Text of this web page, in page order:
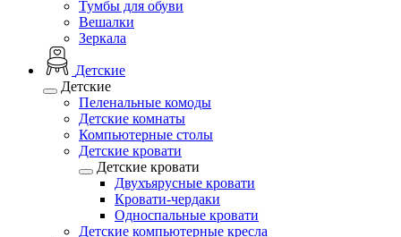
Тумбы для обуви
Вешалки
Зеркала
Детские
Детские
Пеленальные комоды
Детские комнаты
Компьютерные столы
Детские кровати
Детские кровати
Двухъярусные кровати
Кровати-чердаки
Односпальные кровати
Детские компьютерные кресла